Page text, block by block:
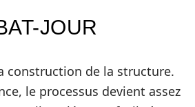
JOUR
construction de la structure.
le processus devient assez